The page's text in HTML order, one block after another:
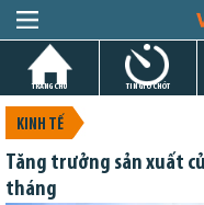
TRANG CHỦ TIN GIỜ CHÓT
KINH TẾ
Tăng trưởng sản xuất
tháng